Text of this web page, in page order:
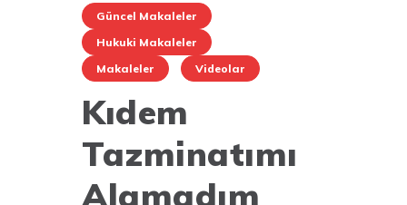
Güncel Makaleler
Hukuki Makaleler
Makaleler
Videolar
Kıdem
Tazminatımı
Alamadım